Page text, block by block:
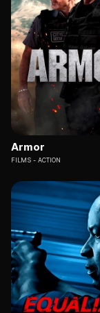
Armor
FILMS ACTION